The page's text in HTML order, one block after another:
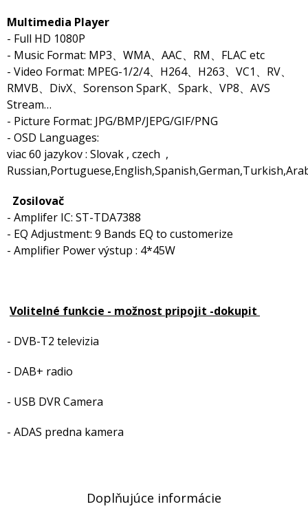
Multimedia Player
- Full HD 1080P
- Music Format: MP3、WMA、AAC、RM、FLAC etc
- Video Format: MPEG-1/2/4、H264、H263、VC1、RV、
RMVB、DivX、Sorenson SparK、Spark、VP8、AVS
Stream…
- Picture Format: JPG/BMP/JEPG/GIF/PNG
- OSD Languages:
viac 60 jazykov : Slovak , czech ,
Zosilovač
- Amplifer IC: ST-TDA7388
- EQ Adjustment: 9 Bands EQ to customerize
- Amplifier Power výstup : 4*45W
Volitelné funkcie - možnost pripojit -dokupit
- DVB-T2 televizia
- DAB+ radio
- USB DVR Camera
- ADAS predna kamera
Doplňujúce informácie